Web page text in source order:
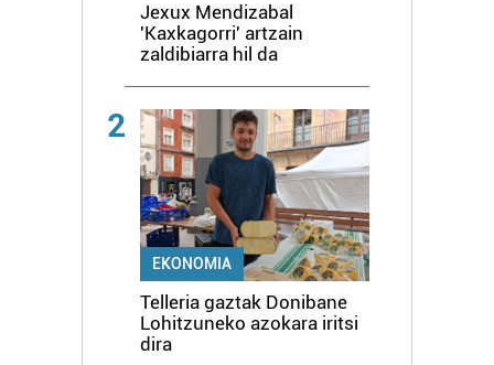
Jexux Mendizabal
'Kaxkagorri' artzain
zaldibiarra hil da
2
EKONOMIA
Telleria gaztak Donibane
Lohitzuneko azokara iritsi
dira